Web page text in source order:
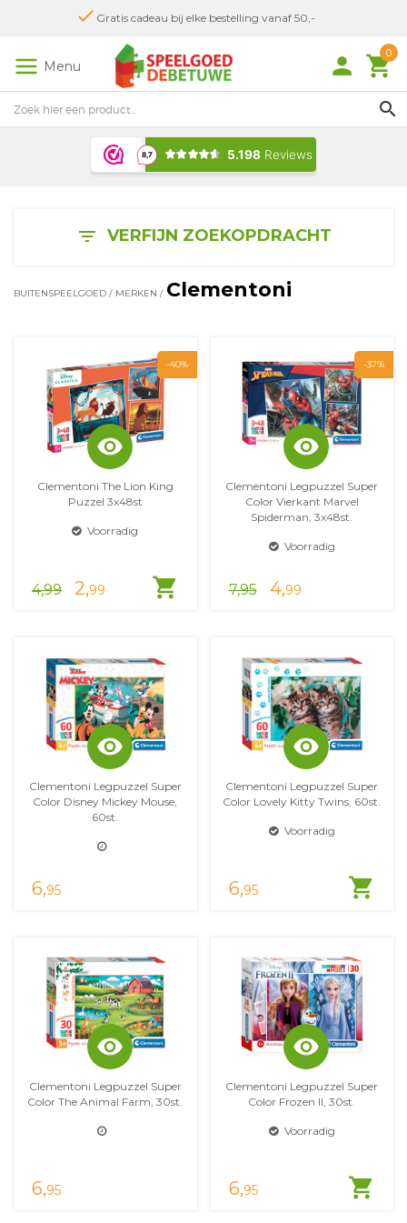
Gratis cadeau bij elke bestelling vanaf 50,-
Menu
search
person 0
local_grocery_store
filter_list VERFIJN ZOEKOPDRACHT
BUITENSPEELGOED / MERKEN / Clementoni
-40%
visibility
shopping_cart
Clementoni The Lion King
Puzzel 3x48st
Voorradig
4,99 2,99
-37%
visibility
Clementoni Legpuzzel Super
Color Vierkant Marvel
Spiderman, 3x48st.
Voorradig
7,95 4,99
visibility
Clementoni Legpuzzel Super
Color Disney Mickey Mouse,
60st.
6,95
visibility
shopping_cart
Clementoni Legpuzzel Super
Color Lovely Kitty Twins, 60st.
Voorradig
6,95
visibility
Clementoni Legpuzzel Super
Color The Animal Farm, 30st.
6,95
visibility
shopping_cart
Clementoni Legpuzzel Super
Color Frozen II, 30st.
Voorradig
6,95